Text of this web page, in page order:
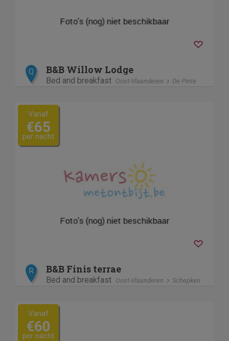
Q B&B Willow Lodge
Bed and breakfast Oost-Vlaanderen De Pinte
Vanaf
€65
per nacht
R B&B Finis terrae
Bed and breakfast Oost-Vlaanderen Schepken
Vanaf
€60
per nacht